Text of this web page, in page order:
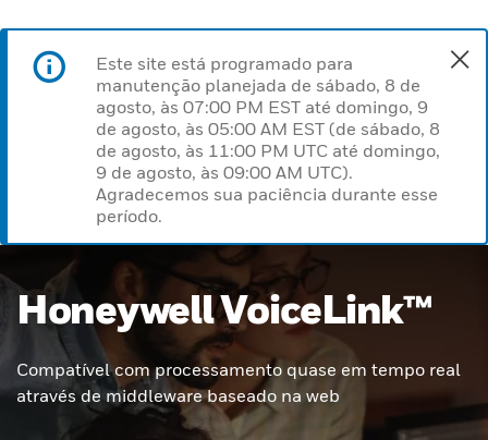
Este site está programado para
manutenção planejada de sábado, 8 de
agosto, às 07:00 PM EST até domingo, 9
de agosto, às 05:00 AM EST (de sábado, 8
de agosto, às 11:00 PM UTC até domingo,
9 de agosto, às 09:00 AM UTC).
Agradecemos sua paciência durante esse
período.
Honeywell VoiceLink™
Compatível com processamento quase em tempo real
através de middleware baseado na web